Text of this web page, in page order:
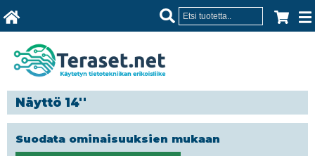
Näyttö 14''
Suodata ominaisuuksien mukaan